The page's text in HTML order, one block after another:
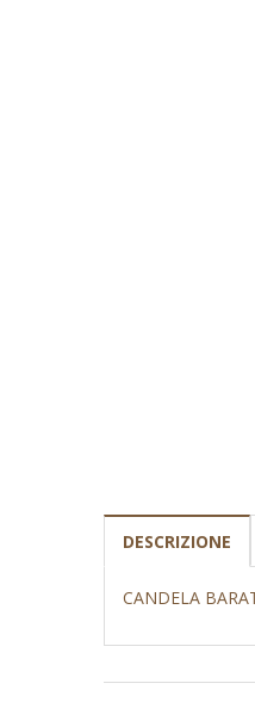
DESCRIZIONE
CANDELA